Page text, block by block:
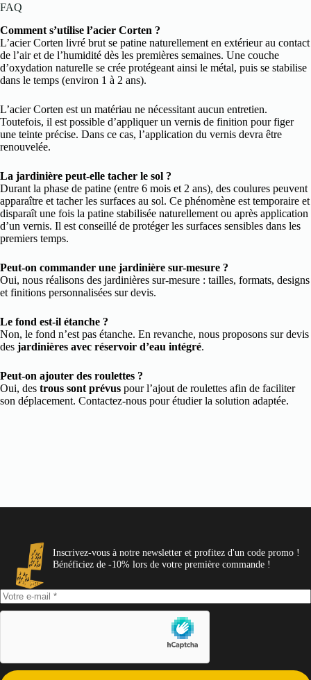
FAQ
Comment s’utilise l’acier Corten ?
L’acier Corten livré brut se patine naturellement en extérieur au contact
de l’air et de l’humidité dès les premières semaines. Une couche
d’oxydation naturelle se crée protégeant ainsi le métal, puis se stabilise
dans le temps (environ 1 à 2 ans).
L’acier Corten est un matériau ne nécessitant aucun entretien.
Toutefois, il est possible d’appliquer un vernis de finition pour figer
une teinte précise. Dans ce cas, l’application du vernis devra être
renouvelée.
La jardinière peut-elle tacher le sol ?
Durant la phase de patine (entre 6 mois et 2 ans), des coulures peuvent
apparaître et tacher les surfaces au sol. Ce phénomène est temporaire et
disparaît une fois la patine stabilisée naturellement ou après application
d’un vernis. Il est conseillé de protéger les surfaces sensibles dans les
premiers temps.
Peut-on commander une jardinière sur-mesure ?
Oui, nous réalisons des jardinières sur-mesure : tailles, formats, designs
et finitions personnalisées sur devis.
Le fond est-il étanche ?
Non, le fond n’est pas étanche. En revanche, nous proposons sur devis
des jardinières avec réservoir d’eau intégré.
Peut-on ajouter des roulettes ?
Oui, des trous sont prévus pour l’ajout de roulettes afin de faciliter
son déplacement. Contactez-nous pour étudier la solution adaptée.
Inscrivez-vous à notre newsletter et profitez d'un code promo !
Bénéficiez de -10% lors de votre première commande !